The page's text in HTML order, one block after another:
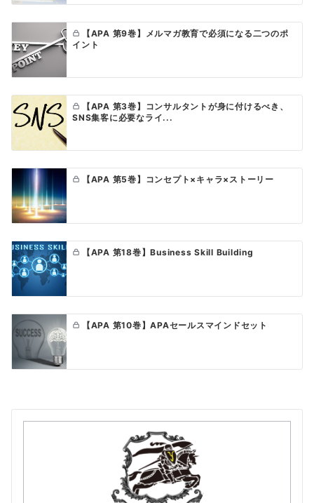
【APA 第9巻】メルマガ教育で必須になる二つのポ
イント
【APA 第3巻】コンサルタントが身に付けるべき、
SNS集客に必要なライ...
【APA 第5巻】コンセプト×キャラ×ストーリー
【APA 第18巻】Business Skill Building
【APA 第10巻】APAセールスマインドセット